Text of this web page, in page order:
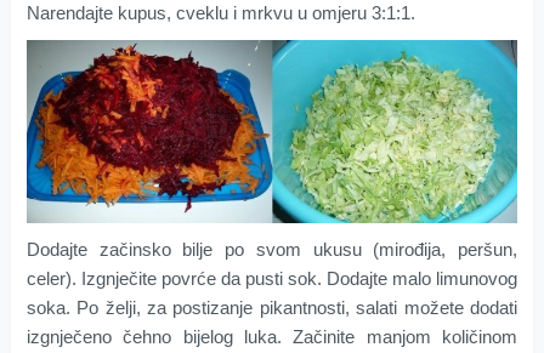
Narendajte kupus, cveklu i mrkvu u omjeru 3:1:1.
Dodajte začinsko bilje po svom ukusu (mirođija, peršun,
celer). Izgnječite povrće da pusti sok. Dodajte malo limunovog
soka. Po želji, za postizanje pikantnosti, salati možete dodati
izgnječeno čehno bijelog luka. Začinite manjom količinom